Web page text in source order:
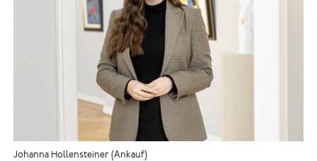
Johanna Hollensteiner (Ankauf)